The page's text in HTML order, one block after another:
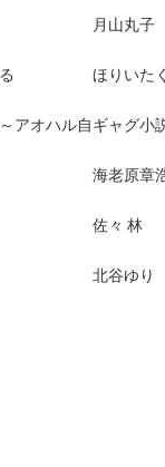
ア 月山丸子
見る ほりいた
アオハル自ギャグ
原章
ス 佐々 林
ゆり